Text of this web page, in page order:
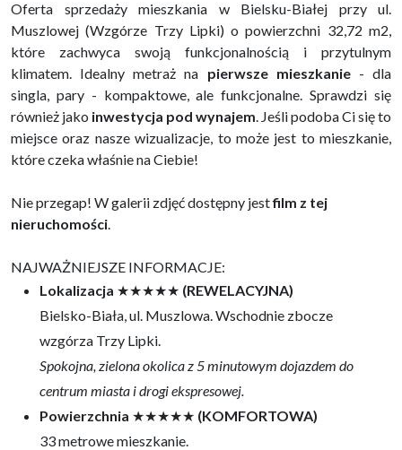
Oferta sprzedaży mieszkania w Bielsku-Białej przy ul.
Muszlowej (Wzgórze Trzy Lipki) o powierzchni 32,72 m2,
które zachwyca swoją funkcjonalnością i przytulnym
klimatem. Idealny metraż na pierwsze mieszkanie- dla
singla, pary - kompaktowe, ale funkcjonalne. Sprawdzi się
również jako inwestycja pod wynajem . Jeśli podoba Ci się to
miejsce oraz nasze wizualizacje, to może jest to mieszkanie,
które czeka właśnie na Ciebie!
Nie przegap! W galerii zdjęć dostępny jestfilm z tej
nieruchomości
NAJWAŻNIEJSZE INFORMACJE:
Lokalizacja ★★★★★ (REWELACYJNA)
Bielsko-Biała, ul. Muszlowa. Wschodnie zbocze
wzgórza Trzy Lipki.
Spokojna, zielona okolica z 5 minutowym dojazdem do
centrum miasta i drogi ekspresowej.
Powierzchnia ★★★★★ (KOMFORTOWA)
33 metrowe mieszkanie.